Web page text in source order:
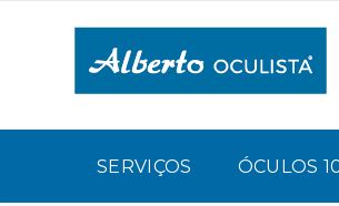
SERVIÇOS ÓCULOS